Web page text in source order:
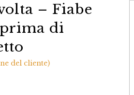
– Fiabe
di
del cliente)